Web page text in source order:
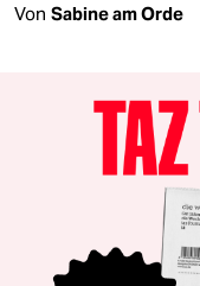
Von Sabine am Orde